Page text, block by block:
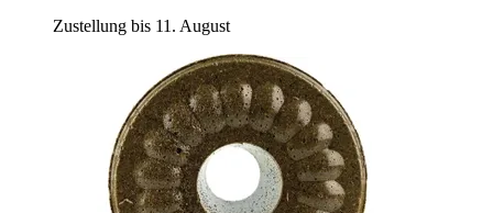
Zustellung bis 11. August